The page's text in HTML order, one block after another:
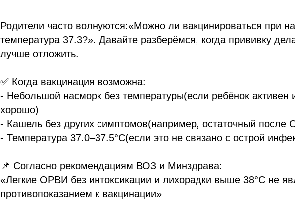
Родители часто волнуются:«Можно ли вакцинироваться при
температура 37.3?». Давайте разберёмся, когда прививку
лучше отложить.
✅ Когда вакцинация возможна:
- Небольшой насморк без температуры(если ребёнок активен
хорошо)
- Кашель без других симптомов(например, остаточный после
- Температура 37.0–37.5°C(если это не связано с острой
📌 Согласно рекомендациям ВОЗ и Минздрава:
«Легкие ОРВИ без интоксикации и лихорадки выше 38°C не
противопоказанием к вакцинации»